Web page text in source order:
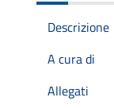
Descrizione
A cura di
Allegati